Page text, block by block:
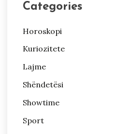
Categories
Horoskopi
Kuriozitete
Lajme
Shëndetësi
Showtime
Sport